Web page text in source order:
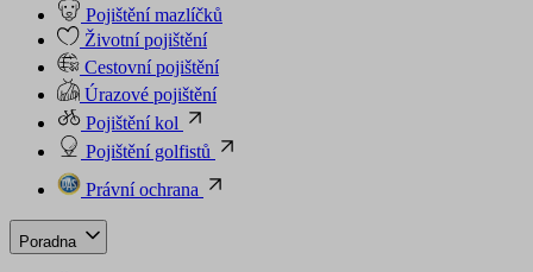
Pojištění mazlíčků
Životní pojištění
Cestovní pojištění
Úrazové pojištění
Pojištění kol
Pojištění golfistů
Právní ochrana
Poradna